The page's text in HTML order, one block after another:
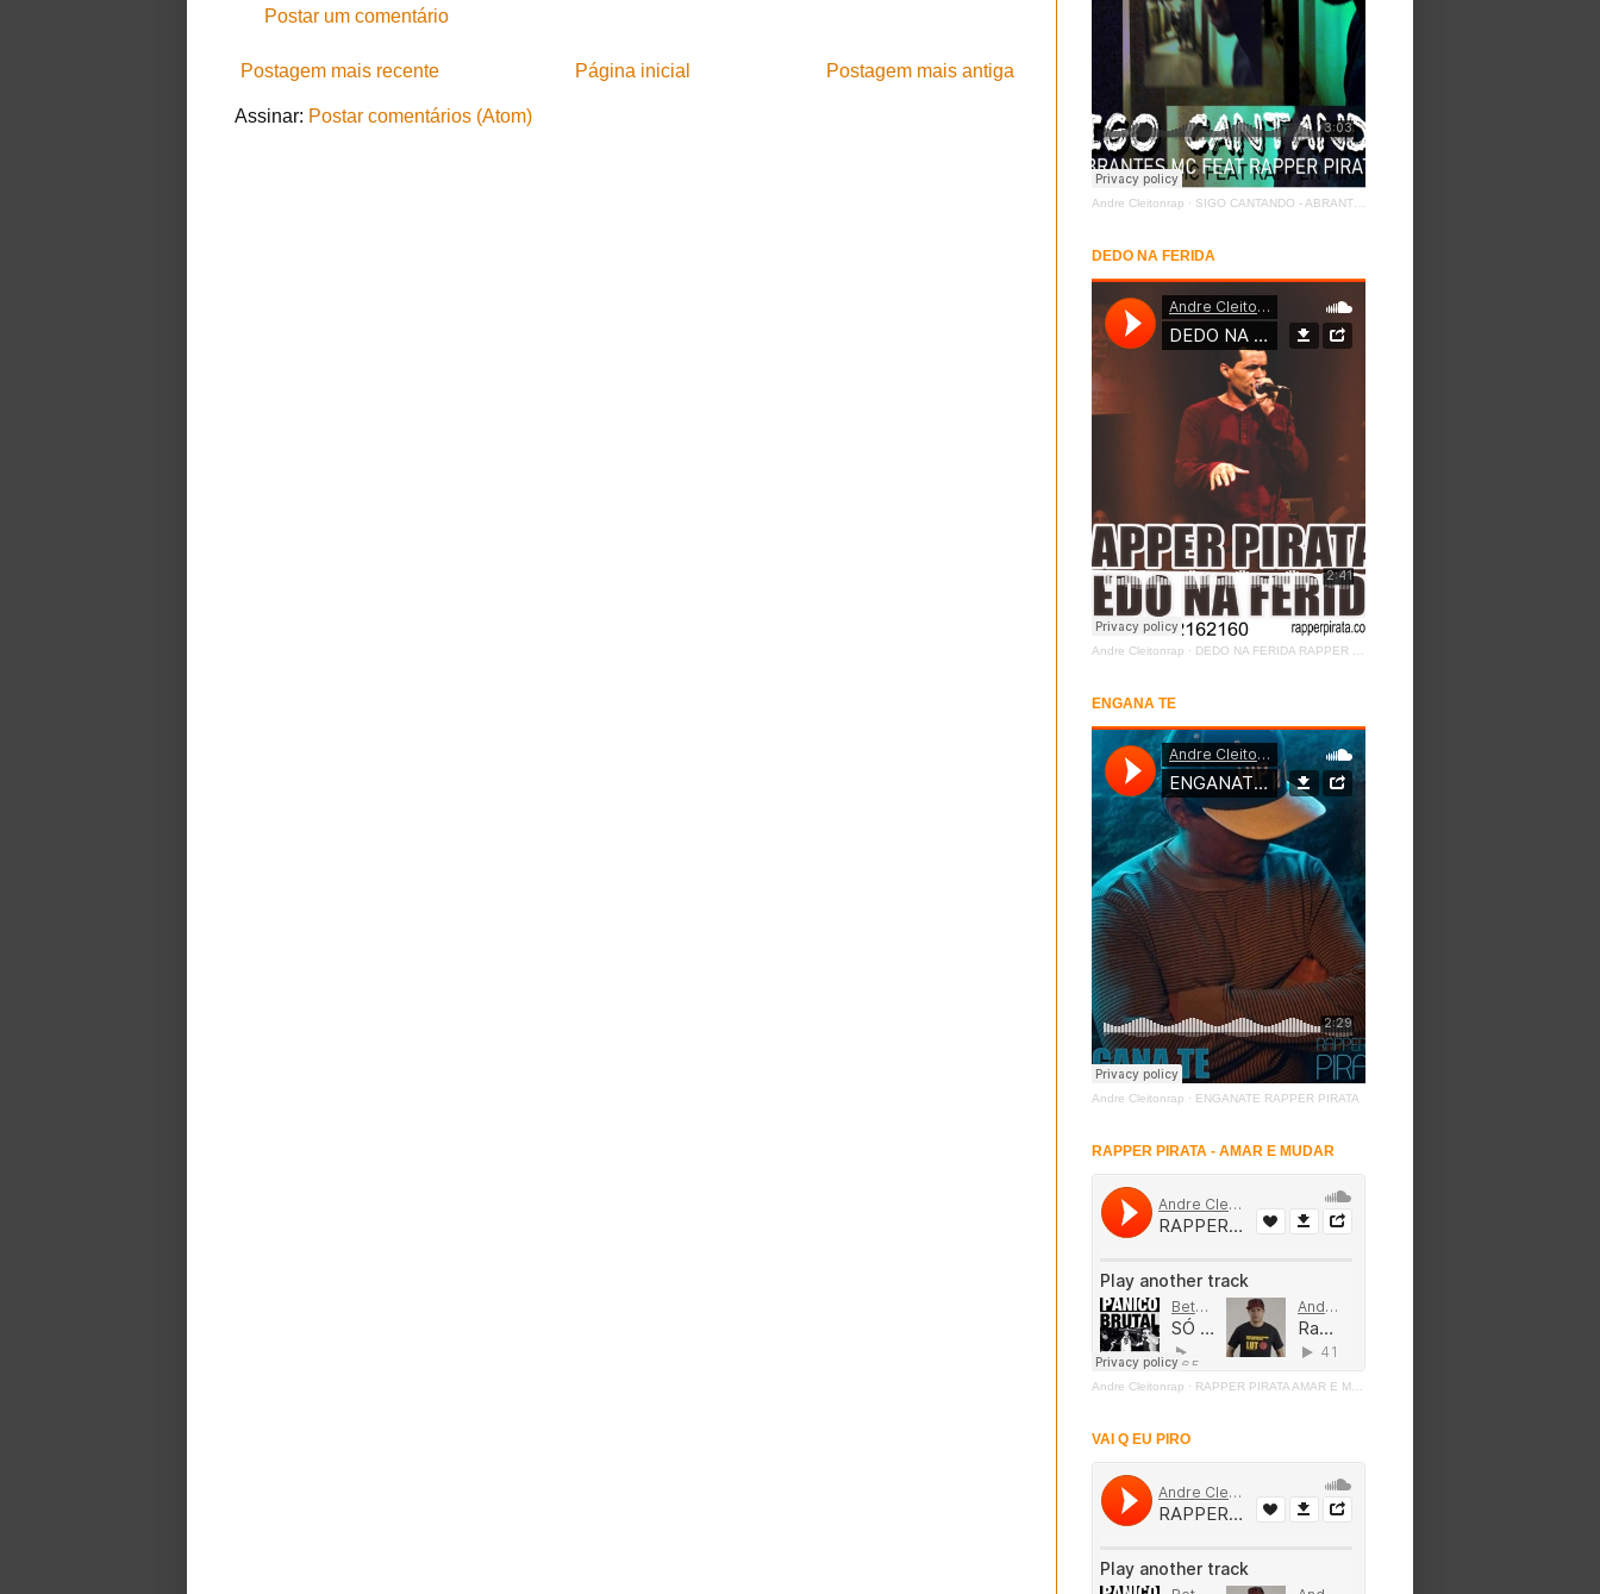
Postar um comentário
Postagem mais recente Postagem mais antiga
Página inicial
Assinar: Postar comentários (Atom)
Andre Cleitonrap · SIGO CANTANDO - ABRANTES MC FEAT RAPPER PIRATA
DEDO NA FERIDA
Andre Cleitonrap · DEDO NA FERIDA RAPPER PIRATA
ENGANA TE
Andre Cleitonrap · ENGANATE RAPPER PIRATA
RAPPER PIRATA - AMAR E MUDAR
Andre Cleitonrap · RAPPER PIRATA AMAR E MUDAR
VAI Q EU PIRO